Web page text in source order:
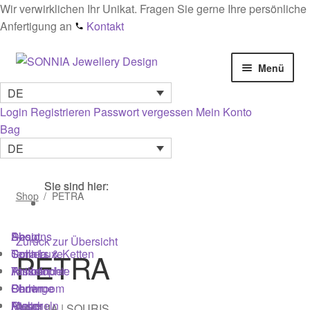
Wir verwirklichen Ihr Unikat. Fragen Sie gerne Ihre persönliche
Anfertigung an
Kontakt
Zur
springen
Zum
springen
Menü
Startseite
AGB
Datenschutz
Edelsteinmaterialien Wirkung & Pflege – Ratgeber
Impressum
DE
Login Registrieren Passwort vergessen Mein Konto
Bag
DE
Shop / PETRA
Zurück zur Übersicht
PETRA
Sie sind hier:
Shop
Colliers & Ketten
Armbänder
Ohrringe
Ringe
Sie sind hier:
Designs
Terra Luxe
Tasseln
Perlen
Muscheln
Sie sind hier:
About
Sonnia
Philosophie
Showroom
Atelier